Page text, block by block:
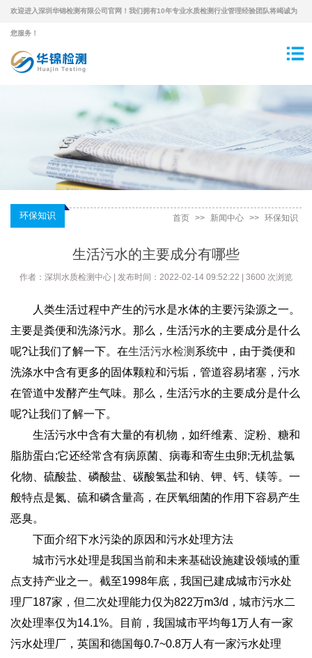
欢迎进入深圳华锦检测有限公司官网！我们拥有10年专业水质检测行业管理经验团队将竭诚为
您服务！
环保知识 首页 >> 新闻中心 >> 环保知识
生活污水的主要成分有哪些
作者：深圳水质检测中心 | 发布时间：2022-02-14 09:52:22 | 3600 次浏览
人类生活过程中产生的污水是水体的主要污染源之一。
主要是粪便和洗涤污水。那么，生活污水的主要成分是什么
呢?让我们了解一下。在生活污水检测 系统中，由于粪便和
洗涤水中含有更多的固体颗粒和污垢，管道容易堵塞，污水
在管道中发酵产生气味。那么，生活污水的主要成分是什么
呢?让我们了解一下。
生活污水中含有大量的有机物，如纤维素、淀粉、糖和
脂肪蛋白;它还经常含有病原菌、病毒和寄生虫卵;无机盐氯
化物、硫酸盐、磷酸盐、碳酸氢盐和钠、钾、钙、镁等。一
般特点是氮、硫和磷含量高，在厌氧细菌的作用下容易产生
恶臭。
下面介绍下水污染的原因和污水处理方法
城市污水处理是我国当前和未来基础设施建设领域的重
点支持产业之一。截至1998年底，我国已建成城市污水处
理厂187家，但二次处理能力仅为822万m3/d，城市污水二
次处理率仅为14.1%。目前，我国城市平均每1万人有一家
污水处理厂，英国和德国每0.7~0.8万人有一家污水处理